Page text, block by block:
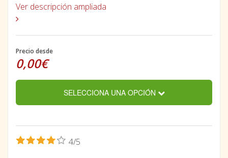
Ver descripción ampliada
Precio desde
0,00€
SELECCIONA UNA OPCIÓN
4/5